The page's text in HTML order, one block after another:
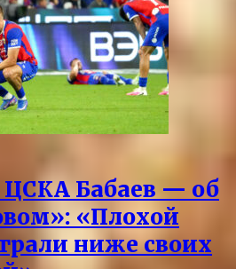
ЦСКА Бабаев — об
«Плохой
ниже своих